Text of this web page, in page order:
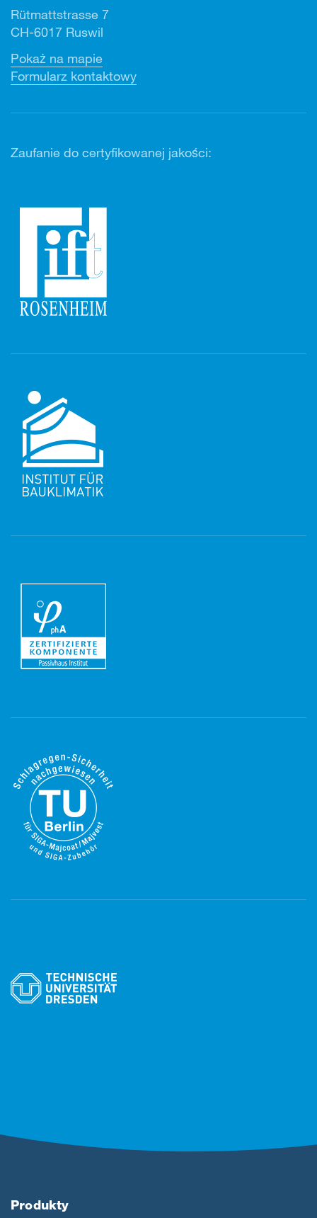
Rütmattstrasse 7
CH-6017 Ruswil
Pokaż na mapie
Formularz kontaktowy
Zaufanie do certyfikowanej jakości:
Produkty